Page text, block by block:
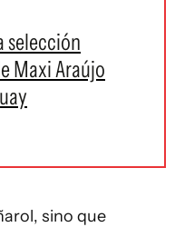
selección
Maxi Araújo
sino que